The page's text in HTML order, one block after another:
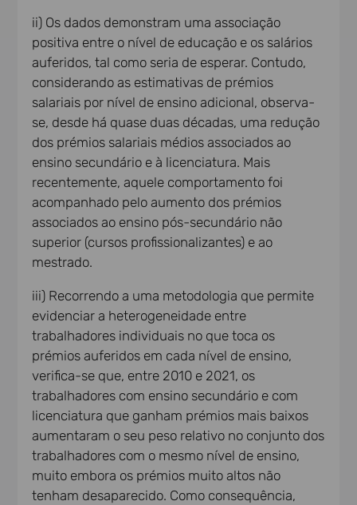
ii) Os dados demonstram uma associação
positiva entre o nível de educação e os salários
auferidos, tal como seria de esperar. Contudo,
considerando as estimativas de prémios
salariais por nível de ensino adicional, observa-
se, desde há quase duas décadas, uma redução
dos prémios salariais médios associados ao
ensino secundário e à licenciatura. Mais
recentemente, aquele comportamento foi
acompanhado pelo aumento dos prémios
associados ao ensino pós-secundário não
superior (cursos profissionalizantes) e ao
mestrado.
iii) Recorrendo a uma metodologia que permite
evidenciar a heterogeneidade entre
trabalhadores individuais no que toca os
prémios auferidos em cada nível de ensino,
verifica-se que, entre 2010 e 2021, os
trabalhadores com ensino secundário e com
licenciatura que ganham prémios mais baixos
aumentaram o seu peso relativo no conjunto dos
trabalhadores com o mesmo nível de ensino,
muito embora os prémios muito altos não
tenham desaparecido. Como consequência,